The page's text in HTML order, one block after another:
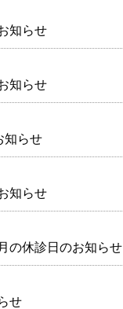
知らせ
知らせ
知らせ
知らせ
休診日のお知らせ
せ